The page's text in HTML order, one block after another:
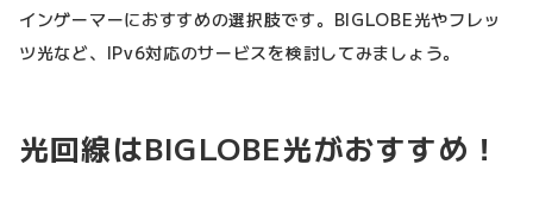
インゲーマーにおすすめの選択肢です。BIGLOBE光やフレッ
ツ光など、IPv6対応のサービスを検討してみましょう。
光回線はBIGLOBE光がおすすめ！